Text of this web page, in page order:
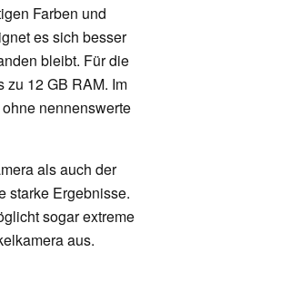
Farben und
es sich besser
bleibt. Für die
zu 12 GB RAM. Im
nennenswerte
als auch der
starke Ergebnisse.
sogar extreme
aus.